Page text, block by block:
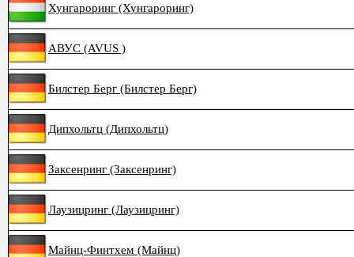
Хунгароринг (Хунгароринг)
АВУС (AVUS )
Билстер Берг (Билстер Берг)
Дипхольтц (Дипхольтц)
Заксенринг (Заксенринг)
Лаузицринг (Лаузицринг)
Майнц-Финтхем (Майнц)